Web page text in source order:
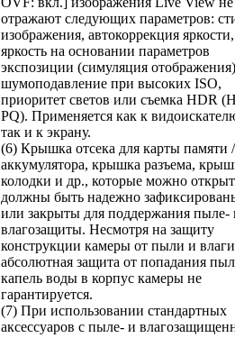
отражают следующих параметров:
изображения, автокоррекция яркости,
яркость на основании параметров
экспозиции (симуляция
шумоподавление при высоких ISO,
приоритет светов или съемка HDR
PQ). Применяется как к
так и к экрану.
(6) Крышка отсека для карты памяти /
аккумулятора, крышка разъема,
колодки и др., которые можно
должны быть надежно
или закрыты для поддержания пыле-
влагозащиты. Несмотря на защиту
конструкции камеры от пыли и влаги
абсолютная защита от попадания
капель воды в корпус камеры не
гарантируется.
(7) При использовании стандартных
аксессуаров с пыле- и